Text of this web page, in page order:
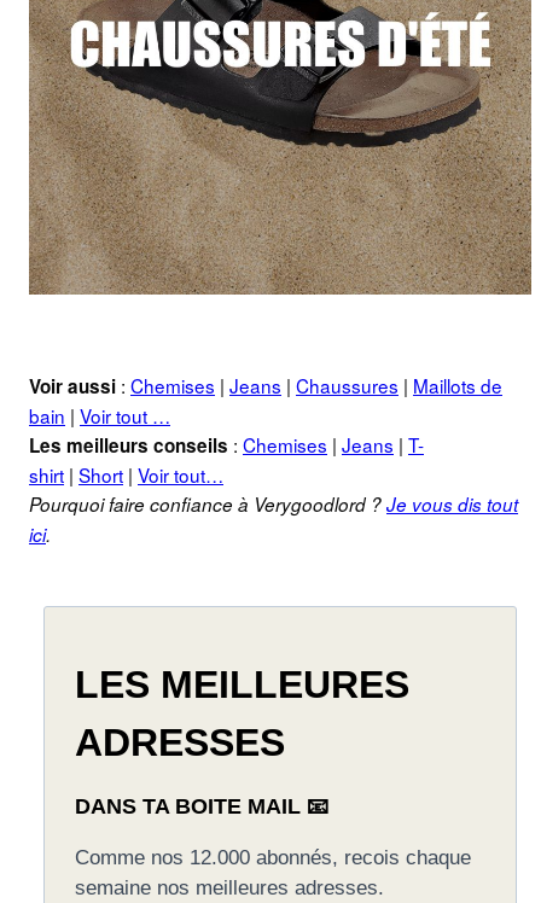
Voir aussi : Chemises | Jeans | Chaussures | Maillots de
bain | Voir tout …
Les meilleurs conseils : Chemises | Jeans | T-
shirt | Short | Voir tout…
Pourquoi faire confiance à Verygoodlord ?Je vous dis tout
ici.
LES MEILLEURES
ADRESSES
DANS TA BOITE MAIL 📧
Comme nos 12.000 abonnés, recois chaque
semaine nos meilleures adresses.